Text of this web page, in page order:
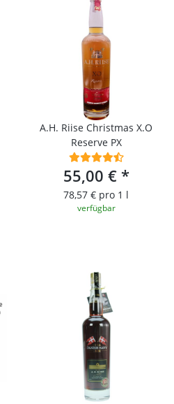
A.H. Riise Christmas X.O
Reserve PX
55,00 € *
78,57 € pro 1 l
verfügbar